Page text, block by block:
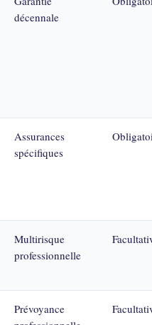
décennale
Assurances
spécifiques
Multirisque
professionnelle
Prévoyance